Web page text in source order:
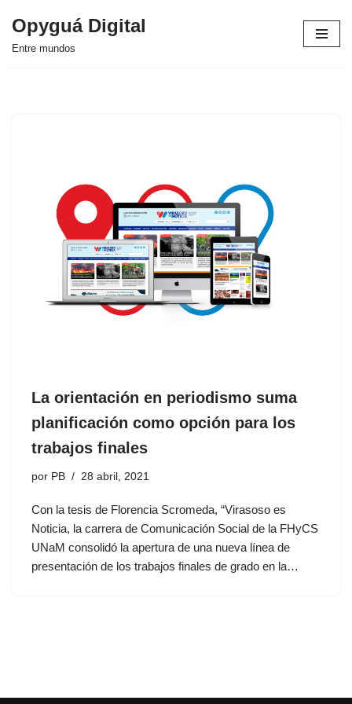
Saltar
Opyguá Digital
Entre mundos
La orientación en periodismo suma
planificación como opción para los
trabajos finales
por PB 28 abril, 2021
Con la tesis de Florencia Scromeda, “Virasoso es
Noticia, la carrera de Comunicación Social de la FHyCS
UNaM consolidó la apertura de una nueva línea de
presentación de los trabajos finales de grado en la…